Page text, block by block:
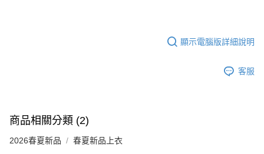
顯示電腦版詳細說明
客服
商品相關分類 (2)
2026春夏新品 春夏新品上衣